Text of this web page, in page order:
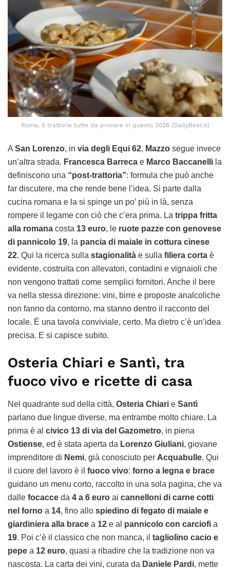
Roma, 5 trattorie tutte da provare in questo 2026 (DailyBest.it)
A San Lorenzo, in via degli Equi 62, Mazzo segue invece
un’altra strada. Francesca Barreca e Marco Baccanelli la
definiscono una “post-trattoria”: formula che può anche
far discutere, ma che rende bene l’idea. Si parte dalla
cucina romana e la si spinge un po’ più in là, senza
rompere il legame con ciò che c’era prima. La trippa fritta
alla romana costa 13 euro, le ruote pazze con genovese
di pannicolo 19, la pancia di maiale in cottura cinese
22. Qui la ricerca sulla stagionalità e sulla filiera corta è
evidente, costruita con allevatori, contadini e vignaioli che
non vengono trattati come semplici fornitori. Anche il bere
va nella stessa direzione: vini, birre e proposte analcoliche
non fanno da contorno, ma stanno dentro il racconto del
locale. È una tavola conviviale, certo. Ma dietro c’è un’idea
precisa. E si capisce subito.
Osteria Chiari e Santì, tra
fuoco vivo e ricette di casa
Nel quadrante sud della città, Osteria Chiari e Santì
parlano due lingue diverse, ma entrambe molto chiare. La
prima è al civico 13 di via del Gazometro, in piena
Ostiense, ed è stata aperta da Lorenzo Giuliani, giovane
imprenditore di Nemi, già conosciuto per Acquabulle. Qui
il cuore del lavoro è il fuoco vivo: forno a legna e brace
guidano un menu corto, raccolto in una sola pagina, che va
dalle focacce da 4 a 6 euro ai cannelloni di carne cotti
nel forno a 14, fino allo spiedino di fegato di maiale e
giardiniera alla brace a 12 e al pannicolo con carciofi a
19. Poi c’è il classico che non manca, il tagliolino cacio e
pepe a 12 euro, quasi a ribadire che la tradizione non va
nascosta. La carta dei vini, curata da Daniele Pardi, mette